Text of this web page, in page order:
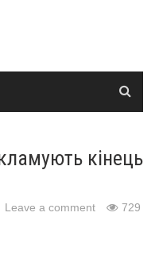
кінець
Leave a comment 729